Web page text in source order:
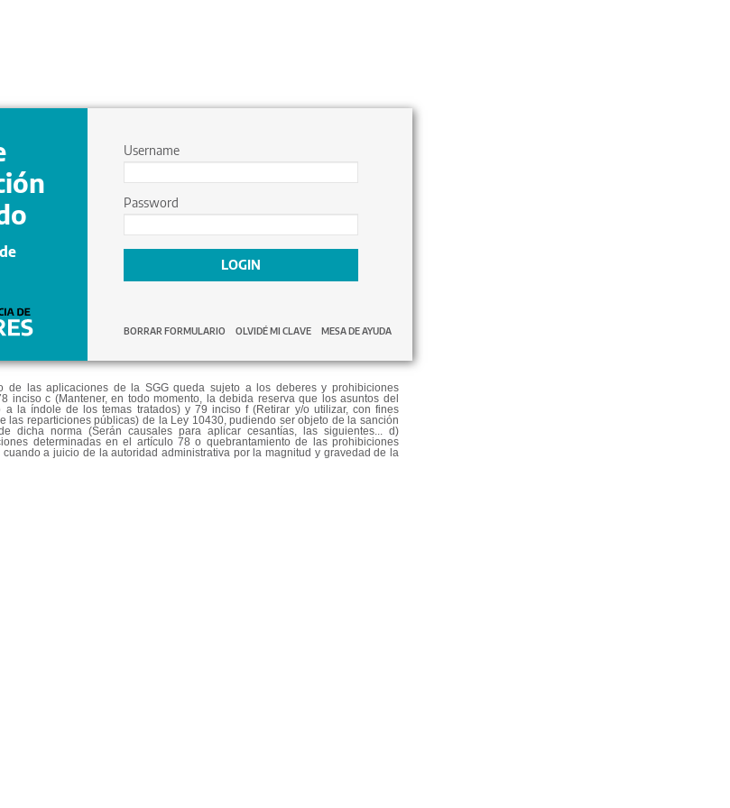
Username
Password
LOGIN
BORRAR FORMULARIO OLVIDÉ MI CLAVE MESA DE AYUDA
de las aplicaciones de la SGG queda sujeto a los deberes y prohibiciones
inciso c (Mantener, en todo momento, la debida reserva que los asuntos del
a la índole de los temas tratados) y 79 inciso f (Retirar y/o utilizar, con fines
las reparticiones públicas) de la Ley 10430, pudiendo ser objeto de la sanción
dicha norma (Serán causales para aplicar cesantías, las siguientes... d)
determinadas en el artículo 78 o quebrantamiento de las prohibiciones
a juicio de la autoridad administrativa por la magnitud y gravedad de la